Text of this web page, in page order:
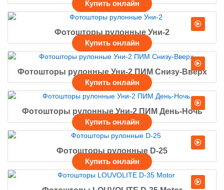
Фотошторы рулонные Уни-2
Фотошторы рулонные Уни-2 ПИМ Снизу-Вверх
Фотошторы рулонные Уни-2 ПИМ День-Ночь
Фотошторы рулонные D-25